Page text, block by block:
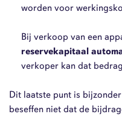
worden voor
Bij verkoop van een
reservekapitaal
verkoper kan dat
Dit laatste punt is
beseffen niet dat de